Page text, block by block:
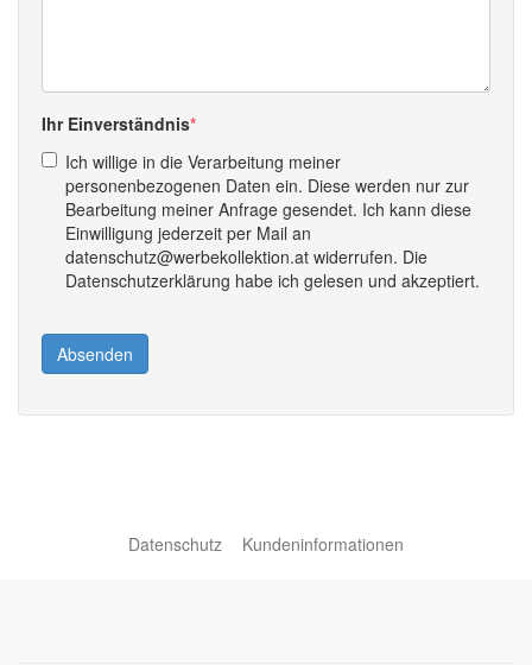
Ihr Einverständnis
Ich willige in die Verarbeitung meiner
personenbezogenen Daten ein. Diese werden nur zur
Bearbeitung meiner Anfrage gesendet. Ich kann diese
Einwilligung jederzeit per Mail an
datenschutz@werbekollektion.at widerrufen. Die
Datenschutzerklärung habe ich gelesen und akzeptiert.
Absenden
Datenschutz Kundeninformationen